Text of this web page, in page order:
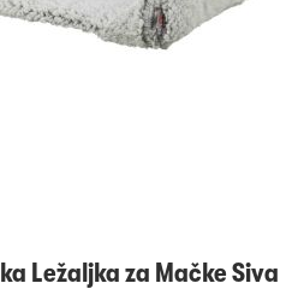
Ležaljka za Mačke Siva